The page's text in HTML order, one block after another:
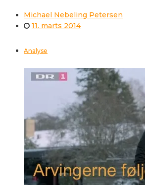
Michael Nebeling Petersen
11. marts 2014
Analyse